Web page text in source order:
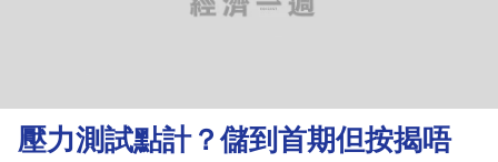
理
財
壓力測試點計？儲到首期但按揭唔